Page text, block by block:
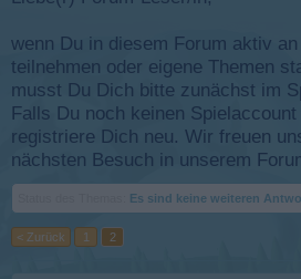
wenn Du in diesem Forum aktiv
teilnehmen oder eigene Themen
musst Du Dich bitte zunächst im
Falls Du noch keinen
registriere Dich neu. Wir freuen
nächsten Besuch in unserem
Es sind keine weiteren
< Zurück 1 2